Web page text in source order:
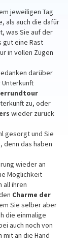
jeweiligen Tag
als auch die dafür
was Sie auf der
gut eine Rast
in vollen Zügen
darüber
Unterkunft
zu, oder
wieder zurück
gesorgt und Sie
denn das haben
wieder an
Möglichkeit
all ihren
Charme der
Sie selber aber
die einmalige
auch noch von
an die Hand